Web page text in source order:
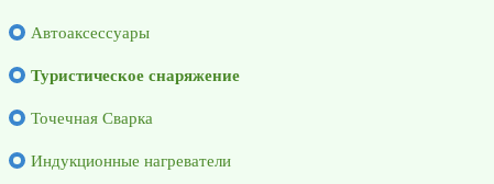
Автоаксессуары
Туристическое снаряжение
Точечная Сварка
Индукционные нагреватели